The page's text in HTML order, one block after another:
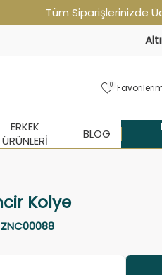
Tüm Siparişlerinizde
0
ERKEK
ÜRÜNLERI
BLOG
Kolye
ZNC00088